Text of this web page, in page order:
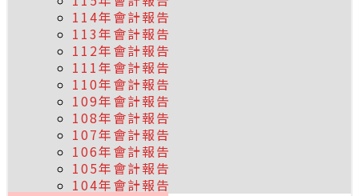
114年會計報告
113年會計報告
112年會計報告
111年會計報告
110年會計報告
109年會計報告
108年會計報告
107年會計報告
106年會計報告
105年會計報告
104年會計報告